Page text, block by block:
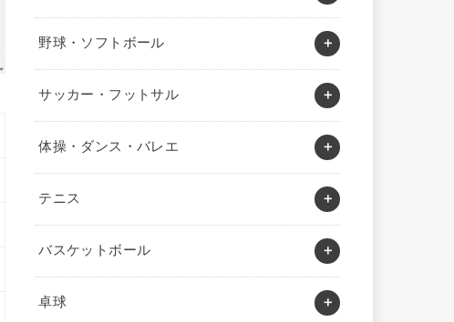
野球・ソフトボール
サッカー・フットサル
体操・ダンス・バレエ
テニス
バスケットボール
卓球